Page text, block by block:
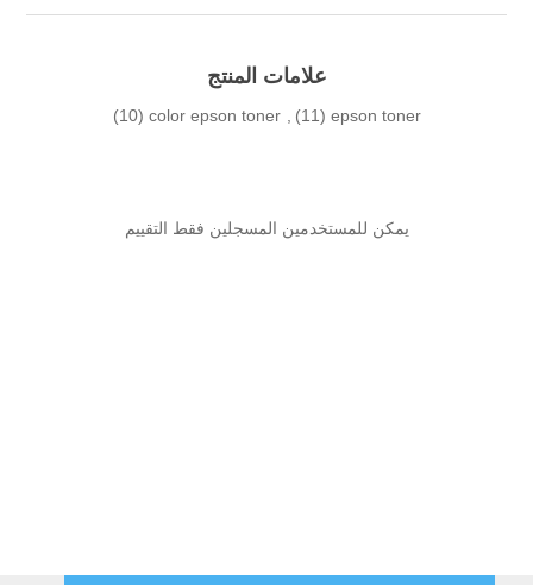
علامات المنتج
epson toner
(11)
,
color epson toner
(10)
يمكن للمستخدمين المسجلين فقط التقييم